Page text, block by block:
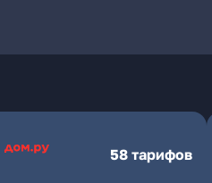
58 тарифов